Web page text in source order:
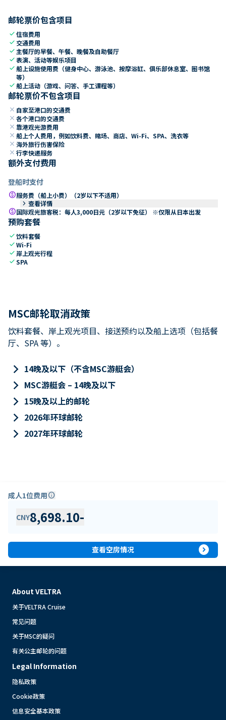
邮轮票价包含项目
check住宿费用
check 交通费用
check 主餐厅的早餐、午餐、晚餐及自助餐厅
check表演、活动等娱乐项目
check船上设施使用费（健身中心、游泳池、按摩浴缸、俱乐部休息室、图书馆
等）
check船上活动（游戏、问答、手工课程等）
邮轮票价不包含项目
close 自家至港口的交通费
close 各个港口的交通费
close 靠港观光游费用
close 船上个人费用，例如饮料费、赌场、商店、Wi-Fi、SPA、洗衣等
close 海外旅行伤害保险
close 行李快递服务
额外支付费用
登船时支付
paid服务费（船上小费）（2岁以下不适用）
keyboard_arrow_right 查看详情
paid国际观光旅客税：每人3,000日元（2岁以下免征） ※仅限从日本出发
预购套餐
check饮料套餐
checkWi-Fi
check 岸上观光行程
checkSPA
MSC邮轮取消政策
饮料套餐、岸上观光项目、接送预约以及船上选项（包括餐
厅、SPA 等）。
keyboard_arrow_right 14晚及以下（不含MSC游艇会）
keyboard_arrow_right MSC游艇会 – 14晚及以下
keyboard_arrow_right 15晚及以上的邮轮
keyboard_arrow_right 2026年环球邮轮
keyboard_arrow_right 2027年环球邮轮
成人1位费用info
CNY8,698.10-
查看空房情况 expand_circle_right
About VELTRA
关于VELTRA Cruise
常见问题
关于MSC的疑问
有关公主邮轮的问题
Legal Information
隐私政策
Cookie政策
信息安全基本政策